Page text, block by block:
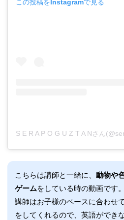
この投稿をInstagramで見る
こちらは講師と一緒に、 動物や
ゲームをしている時の動画です。
講師はお子様のペースに合わせ
をしてくれるので、英語ができ